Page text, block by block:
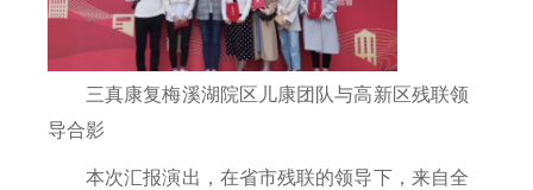
三真康复梅溪湖院区儿康团队与高新区残联领
导合影
本次汇报演出，在省市残联的领导下，来自全